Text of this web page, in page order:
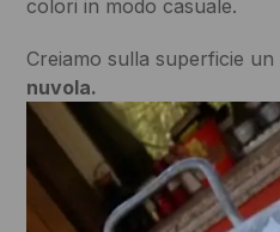
colori in modo casuale.
Creiamo sulla superficie un
nuvola.